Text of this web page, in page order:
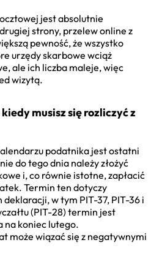
jest absolutnie
strony, przelew online z
pewność, że wszystko
urzędy skarbowe wciąż
ale ich liczba maleje, więc
wizytą.
musisz się rozliczyć z
podatnika jest ostatni
do tego dnia należy złożyć
i, co równie istotne, zapłacić
Termin ten dotyczy
w tym PIT-37, PIT-36 i
(PIT-28) termin jest
na koniec lutego.
może wiązać się z negatywnymi